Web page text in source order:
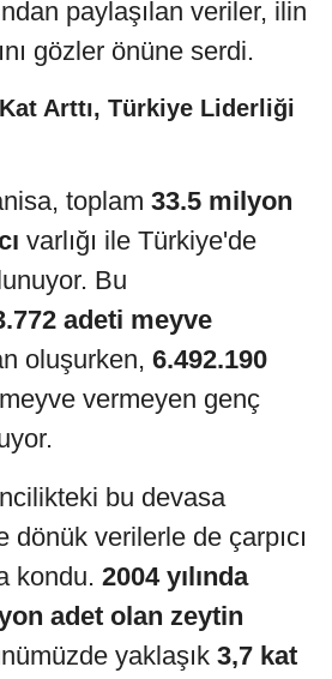
paylaşılan veriler, ilin
gözler önüne serdi.
Kat Arttı, Türkiye Liderliği
toplam 33.5 milyon
varlığı ile Türkiye'de
Bu
adeti meyve
oluşurken, 6.492.190
vermeyen genç
bu devasa
dönük verilerle de çarpıcı
kondu. 2004 yılında
adet olan zeytin
yaklaşık 3,7 kat